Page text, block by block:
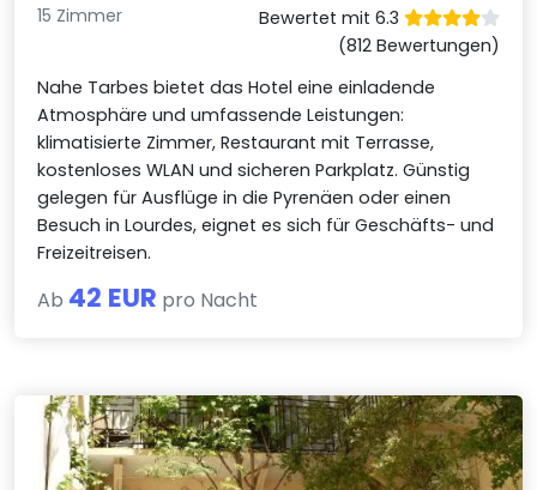
15 Zimmer
Bewertet mit 6.3
(812 Bewertungen)
Nahe Tarbes bietet das Hotel eine einladende
Atmosphäre und umfassende Leistungen:
klimatisierte Zimmer, Restaurant mit Terrasse,
kostenloses WLAN und sicheren Parkplatz. Günstig
gelegen für Ausflüge in die Pyrenäen oder einen
Besuch in Lourdes, eignet es sich für Geschäfts- und
Freizeitreisen.
Ab 42 EUR pro Nacht